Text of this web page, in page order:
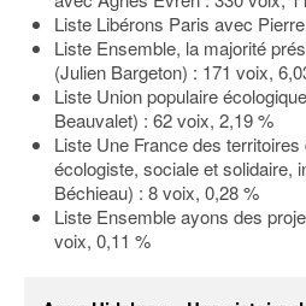
Liste Libérons Paris avec
Liste Ensemble, la majorité
(Julien Bargeton) : 171 voix,
Liste Union populaire
Beauvalet) : 62 voix, 2,19 %
Liste Une France des
écologiste, sociale et solidaire,
Béchieau) : 8 voix, 0,28 %
Liste Ensemble ayons des
voix, 0,11 %